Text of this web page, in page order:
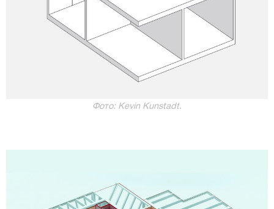
Фото: Kevin Kunstadt.